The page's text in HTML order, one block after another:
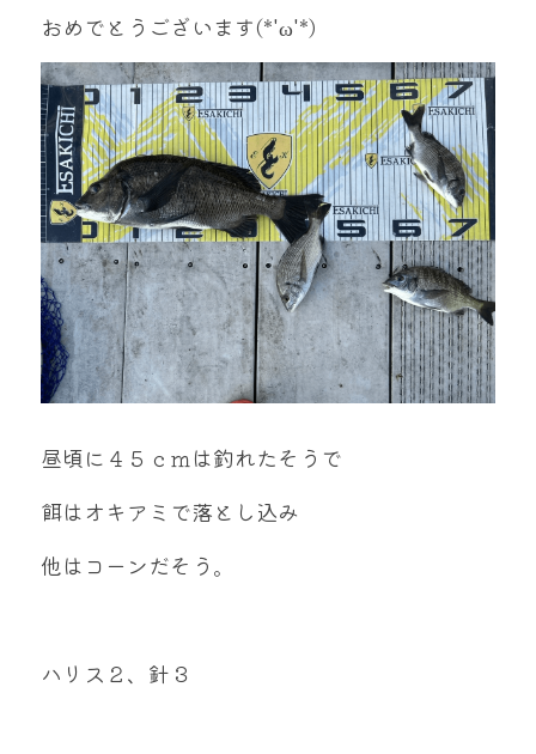
mtok0617love@yahoo.co.jp
お問い合わせ
おめでとうございます(*'ω'*)
昼頃に４５ｃｍは釣れたそうで
餌はオキアミで落とし込み
他はコーンだそう。
ハリス２、針３